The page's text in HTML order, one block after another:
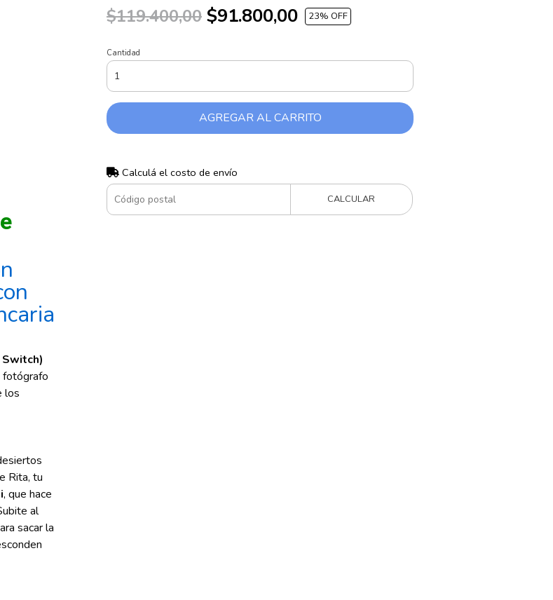
fotógrafo
los
Rita, tu
, que hace
al
sacar la
$119.400,00 $91.800,00 23% OFF
Cantidad
AGREGAR AL CARRITO
Calculá el costo de envío
CALCULAR